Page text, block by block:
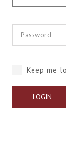
Keep me
LOGIN